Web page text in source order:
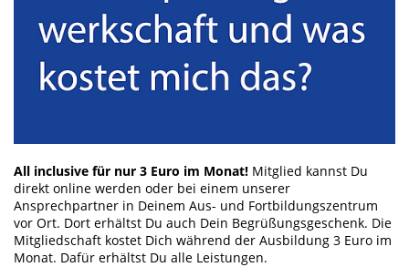
All inclusive für nur 3 Euro im Monat! Mitglied kannst Du
direkt online werden oder bei einem unserer
Ansprechpartner in Deinem Aus- und Fortbildungszentrum
vor Ort. Dort erhältst Du auch Dein Begrüßungsgeschenk. Die
Mitgliedschaft kostet Dich während der Ausbildung 3 Euro im
Monat. Dafür erhältst Du alle Leistungen.